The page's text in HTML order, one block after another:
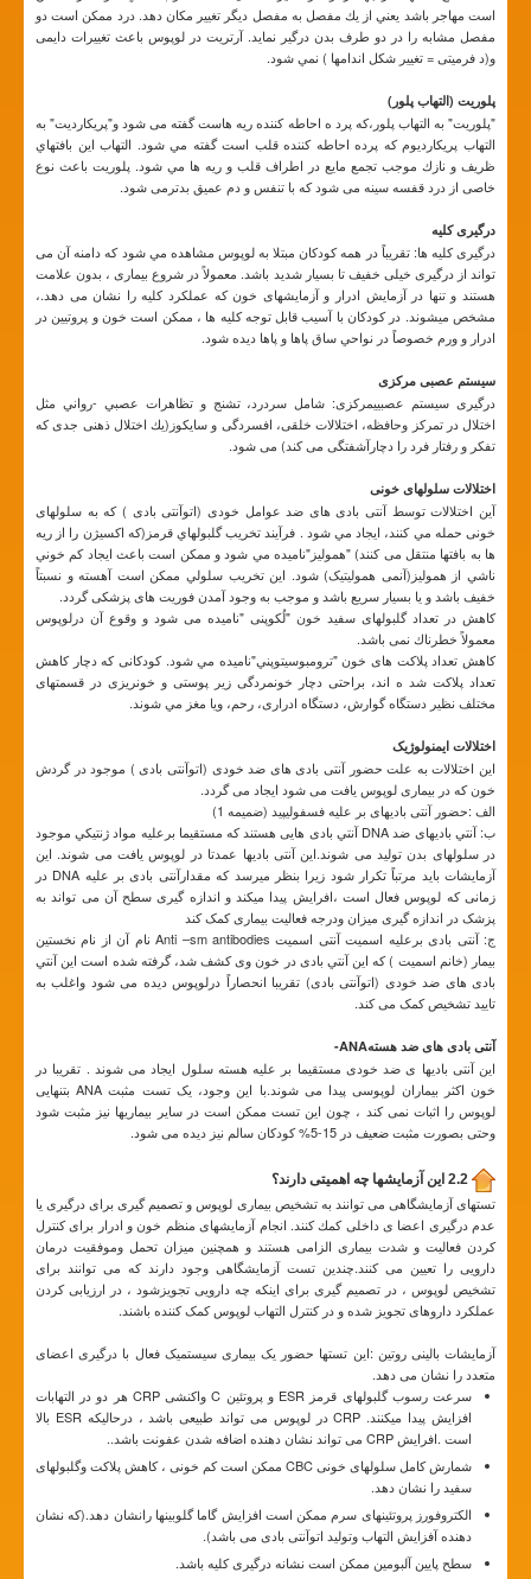
است مهاجر باشد يعني از يك مفصل به مفصل ديگر تغيير مكان دهد. درد ممكن است دو
مفصل مشابه را در دو طرف بدن درگير نمايد. آرتريت در لوپوس باعث تغييرات دایمی
و(د فرمیتی = تغيير شكل اندامها ) نمي شود.
پلوریت (التهاب پلور)
"پلوريت" به التهاب پلور،که پرد ه احاطه کننده ريه هاست گفته می شود و"پريكارديت" به
التهاب پريكارديوم که پرده احاطه کننده قلب است گفته مي شود. التهاب اين بافتهاي
ظريف و نازك موجب تجمع مايع در اطراف قلب و ريه ها مي شود. پلوريت باعث نوع
خاصی از درد قفسه سینه می شود که با تنفس و دم عميق بدترمی شود.
درگیری کلیه
درگيری کليه ها: تقريباً در همه کودکان مبتلا به لوپوس مشاهده مي شود که دامنه آن می
تواند از درگيری خيلی خفيف تا بسيار شديد باشد. معمولاً در شروع بيماری ، بدون علامت
هستند و تنها در آزمايش ادرار و آزمايشهای خون که عملكرد کليه را نشان می دهد.،
مشخص میشوند. در کودکان با آسيب قابل توجه کليه ها ، ممکن است خون و پروتیین در
ادرار و ورم خصوصاً در نواحي ساق پاها و پاها دیده شود.
سیستم عصبی مرکزی
درگيری سيستم عصبيیمرکزی: شامل سردرد، تشنج و تظاهرات عصبي -رواني مثل
اختلال در تمرکز وحافظه، اختلالات خلقی، افسردگی و سایکوز(يك اختلال ذهنی جدی که
تفكر و رفتار فرد را دچارآشفتگی می کند) می شود.
اختلالات سلولهای خونی
آین اختلالات توسط آنتی بادی های ضد عوامل خودی (اتوآنتی بادی ) که به سلولهای
خونی حمله مي کنند، ايجاد مي شود . فرآيند تخريب گلبولهاي قرمز(که اکسيژن را از ريه
ها به بافتها منتقل می کنند) "هموليز"ناميده مي شود و ممکن است باعث ايجاد کم خوني
ناشي از هموليز(آنمی همولیتیک) شود. اين تخريب سلولي ممكن است آهسته و نسبتاً
خفيف باشد و يا بسيار سريع باشد و موجب به وجود آمدن فوریت های پزشکی گردد.
کاهش در تعداد گلبولهای سفيد خون "لُكوپنی "نامیده می شود و وقوع آن درلوپوس
معمولاً خطرناك نمی باشد.
کاهش تعداد پلاکت های خون "ترومبوسيتوپني"ناميده مي شود. کودکانی که دچار کاهش
تعداد پلاکت شد ه اند، براحتی دچار خونمردگی زير پوستی و خونريزی در قسمتهای
مختلف نظير دستگاه گوارش، دستگاه ادراری، رحم، ویا مغز مي شوند.
اختلالات ایمنولوژیک
این اختلالات به علت حضور آنتی بادی های ضد خودی (اتوآنتی بادی ) موجود در گردش
خون که در بيماری لوپوس یافت می شود ایجاد می گردد.
الف :حضور آنتی بادیهای بر علیه فسفولیپید (ضمیمه 1)
ب: آنتي باديهای ضد DNA آنتي بادی هايی هستند که مستقیما برعليه مواد ژنتيكي موجود
در سلولهای بدن تولید می شوند.این آنتی بادیها عمدتا در لوپوس یافت می شوند. این
آزمایشات بايد مرتباً تكرار شود زيرا بنظر میرسد که مقدارآنتی بادی بر علیه DNA در
زمانی که لوپوس فعال است ،افرایش پیدا میکند و اندازه گيری سطح آن می تواند به
پزشک در اندازه گیری میزان ودرجه فعالیت بیماری کمک کند
ج: آنتی بادی برعلیه اسمیت آنتی اسمیت Anti –sm antibodies نام آن از نام نخستين
بيمار (خانم اسمیت ) که اين آنتي بادی در خون وی کشف شد، گرفته شده است اين آنتي
بادی های ضد خودی (اتوآنتی بادی) تقریبا انحصاراً درلوپوس دیده می شود واغلب به
تایید تشخیص کمک می کند.
آنتی بادی های ضد هستهANA-
این آنتی بادیها ی ضد خودی مستقیما بر علیه هسته سلول ایجاد می شوند . تقریبا در
خون اکثر بیماران لوپوسی پیدا می شوند.با این وجود، یک تست مثبت ANA بتنهایی
لوپوس را اثبات نمی کند ، چون این تست ممکن است در سایر بیماریها نیز مثبت شود
وحتی بصورت مثبت ضعیف در 15-5% کودکان سالم نیز دیده می شود.
تستهای آزمايشگاهی می توانند به تشخيص بيماری لوپوس و تصمیم گیری برای درگيری يا
عدم درگيری اعضا ی داخلی کمك کنند. انجام آزمايشهای منظم خون و ادرار برای کنترل
کردن فعاليت و شدت بيماری الزامی هستند و همچنين ميزان تحمل وموفقیت درمان
دارويی را تعيين می کنند.چندین تست آزمایشگاهی وجود دارند که می توانند برای
تشخیص لوپوس ، در تصمیم گیری برای اینکه چه دارویی تجویزشود ، در ارزیابی کردن
عملکرد داروهای تجویز شده و در کنترل التهاب لوپوس کمک کننده باشند.
آزمایشات بالینی روتین :این تستها حضور یک بیماری سیستمیک فعال با درگیری اعضای
متعدد را نشان می دهد.
سرعت رسوب گلبولهای قرمز ESR و پروتئین C واکنشی CRP هر دو در التهابات
افزایش پیدا میکنند. CRP در لوپوس می تواند طبیعی باشد ، درحالیکه ESR بالا
است .افرایش CRP می تواند نشان دهنده اضافه شدن عفونت باشد..
شمارش کامل سلولهای خونی CBC ممکن است کم خونی ، کاهش پلاکت وگلبولهای
سفید را نشان دهد.
الکتروفورز پروتئینهای سرم ممکن است افزایش گاما گلوبینها رانشان دهد.(که نشان
دهنده آفزایش التهاب وتولید اتوآنتی بادی می باشد).
سطح پایین آلبومین ممکن است نشانه درگیری کلیه باشد.